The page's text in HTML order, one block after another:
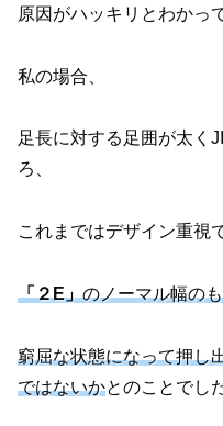
原因がハッキリとわかっ
私の場合、
足長に対する足囲が太く
ろ、
これまではデザイン重視
「２E」のノーマル幅の
窮屈な状態になって押し
ではないかとのことでし